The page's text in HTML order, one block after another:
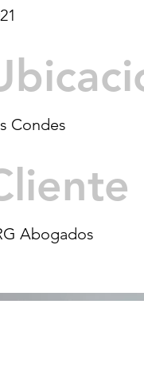
Condes
Abogados